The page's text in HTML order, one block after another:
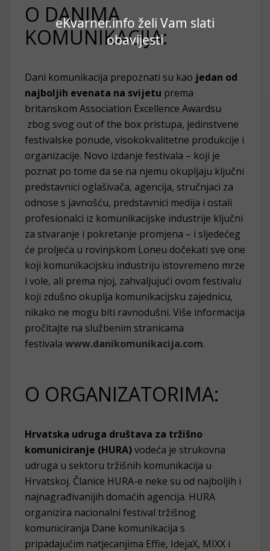
eKvarner.info želi Vam slati
obavijesti
O DANIMA
KOMUNIKACIJA:
Dani komunikacija prepoznati su kao jedan od
najboljih evenata na svijetu prema
britanskom Association Excellence Awardsu
zbog svog out of the box pristupa, jedinstvene
festivalske ponude, visokokvalitetne produkcije i
organizacije. Novo izdanje festivala – koji je
poznat po tome da se na njemu okupljaju ključni
predstavnici oglašivača, agencija, stručnjaci za
odnose s javnošću, predstavnici medija i ostali
profesionalci iz komunikacijske industrije ključni
za stvaranje i pokretanje promjena – i sljedećeg
će proljeća u rovinjskom Loneu dočekati sve one
koji komunikacijsku industriju istovremeno mrze
i vole, ali prema njoj, zahvaljujući ovom festivalu
koji zdušno okuplja komunikacijsku zajednicu,
nikako ne mogu biti ravnodušni. Više informacija
pročitajte na službenim stranicama
festivala www.danikomunikacija.com.
O ORGANIZATORIMA:
Hrvatska udruga društava za tržišno
komuniciranje (HURA)vodeća je strukovna
udruga u sektoru tržišnih komunikacija u
Hrvatskoj. Članice HURA-e neke su od najboljih i
najnagrađivanijih domaćih agencija. HURA
organizira nacionalni festival tržišnog
komuniciranja Dane komunikacija s
pripadajućim natjecanjima Effie, IdejaX, MIXX i